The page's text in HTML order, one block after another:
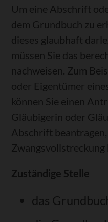
Um eine Abschrift
dem Grundbuch zu
dieses glaubhaft
müssen Sie das
nachweisen. Zum
oder Eigentümer
können Sie einen
Gläubigerin oder
Abschrift
Zwangsvollstreckung
Zuständige Stelle
das